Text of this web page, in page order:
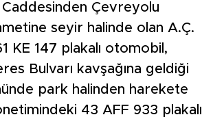
Caddesinden Çevreyolu
seyir halinde olan A.Ç.
KE 147 plakalı otomobil,
Bulvarı kavşağına geldiği
park halinden harekete
43 AFF 933 plakalı